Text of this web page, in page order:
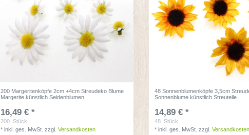
200 Margeritenköpfe 2cm +4cm Streudeko Blume
Margerite künstlich Seidenblumen
16,49 € *
200 Stück
*inkl. ges. MwSt. zzgl.Versandkosten
48 Sonnenblumenköpfe 3,5cm
Sonnenblume künstlich Streuteile
14,89 € *
48 Stück
*inkl. ges. MwSt. zzgl.Versandkosten